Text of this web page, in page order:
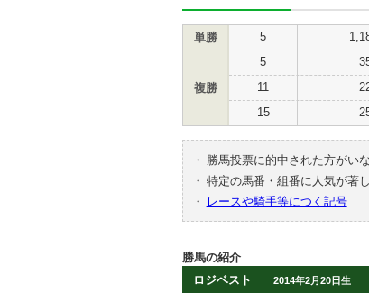
単勝 5
複勝
5
11
15
・ 勝馬投票に的中された方がい
・ 特定の馬番・組番に人気が著
・
レースや騎手等につく記号
勝馬の紹介
ロジベスト
2014年2月20日生